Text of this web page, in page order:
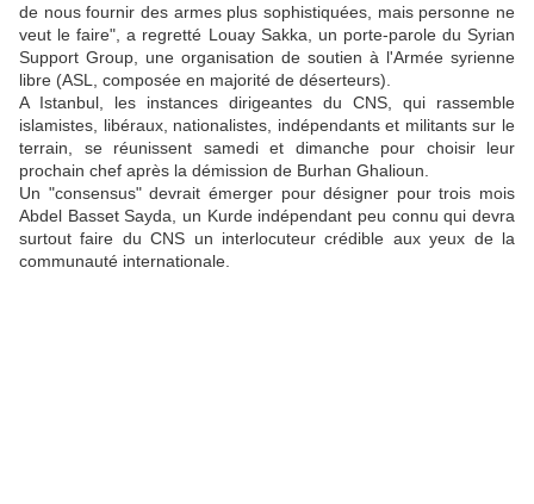
de nous fournir des armes plus sophistiquées, mais personne ne
veut le faire", a regretté Louay Sakka, un porte-parole du Syrian
Support Group, une organisation de soutien à l'Armée syrienne
libre (ASL, composée en majorité de déserteurs).
A Istanbul, les instances dirigeantes du CNS, qui rassemble
islamistes, libéraux, nationalistes, indépendants et militants sur le
terrain, se réunissent samedi et dimanche pour choisir leur
prochain chef après la démission de Burhan Ghalioun.
Un "consensus" devrait émerger pour désigner pour trois mois
Abdel Basset Sayda, un Kurde indépendant peu connu qui devra
surtout faire du CNS un interlocuteur crédible aux yeux de la
communauté internationale.